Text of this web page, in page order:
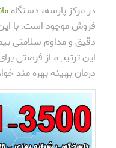
در مرکز پارسه، دستگاه
فروش موجود است. با
دقیق و مداوم سلامتی
این ترتیب، از فرصتی
درمان بهینه بهره مند